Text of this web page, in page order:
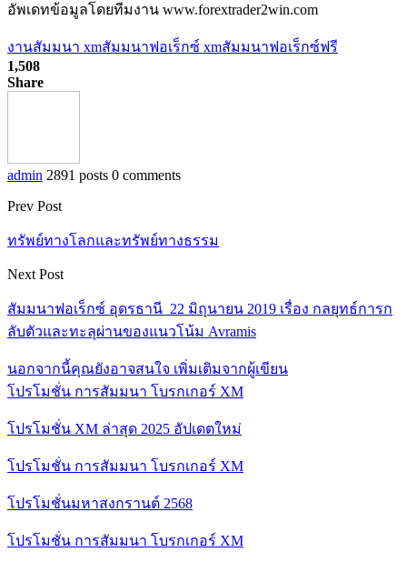
อัพเดทข้อมูลโดยทีมงาน www.forextrader2win.com
งานสัมมนา xmสัมมนาฟอเร็กซ์ xmสัมมนาฟอเร็กซ์ฟรี
1,508
Share
admin 2891 posts 0 comments
Prev Post
ทรัพย์ทางโลกและทรัพย์ทางธรรม
Next Post
สัมมนาฟอเร็กซ์ อุดรธานี 22 มิถุนายน 2019 เรื่อง กลยุทธ์การก
ลับตัวและทะลุผ่านของแนวโน้ม Avramis
นอกจากนี้คุณยังอาจสนใจ เพิ่มเติมจากผู้เขียน
โปรโมชั่น การสัมมนา โบรกเกอร์ XM
โปรโมชั่น XM ล่าสุด 2025 อัปเดตใหม่
โปรโมชั่น การสัมมนา โบรกเกอร์ XM
โปรโมชั่นมหาสงกรานต์ 2568
โปรโมชั่น การสัมมนา โบรกเกอร์ XM